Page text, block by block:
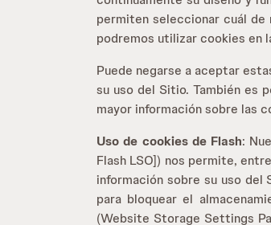
permiten seleccionar cuál
podremos utilizar cookies en
Puede negarse a aceptar
su uso del Sitio. También es
mayor información sobre las
Uso de cookies de Flash:
Flash LSO]) nos permite,
información sobre su uso del
para bloquear el
(Website Storage Settings